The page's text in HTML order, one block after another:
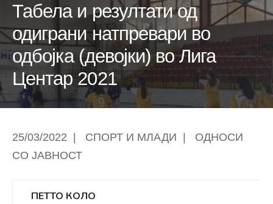
Табела и резултати од
одиграни натпревари во
одбојка (девојки) во Лига
Центар 2021
25/03/2022 СПОРТ И МЛАДИ
ОДНОСИ
СО ЈАВНОСТ
ПЕТТО КОЛО